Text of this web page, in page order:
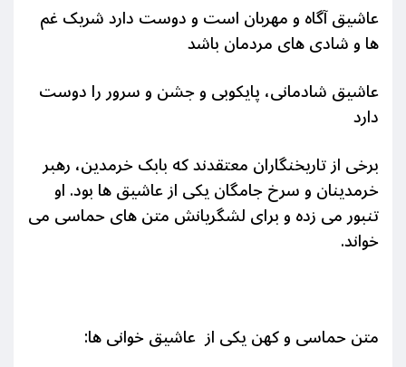
عاشیق آگاه و مهربان است و دوست دارد شریک غم
ها و شادی های مردمان باشد
عاشیق شادمانی، پایکوبی و جشن و سرور را دوست
دارد
برخی از تاریخنگاران معتقدند که بابک خرمدین، رهبر
خرمدینان و سرخ جامگان یکی از عاشیق ها بود. او
تنبور می زده و برای لشگریانش متن های حماسی می
خواند.
متن حماسی و کهن یکی از عاشیق خوانی ها: